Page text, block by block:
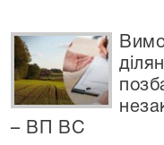
– ВП ВС